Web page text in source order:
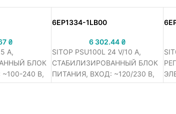
₴
A,
БЛОК
240 В,
A
6EP1334-1LB00
6 302.44 ₴
SITOP PSU100L 24 V/10 A,
СТАБИЛИЗИРОВАННЫЙ БЛОК
ПИТАНИЯ, ВХОД: ~120/230 В,
ВЫХОД: =24 В/10 A